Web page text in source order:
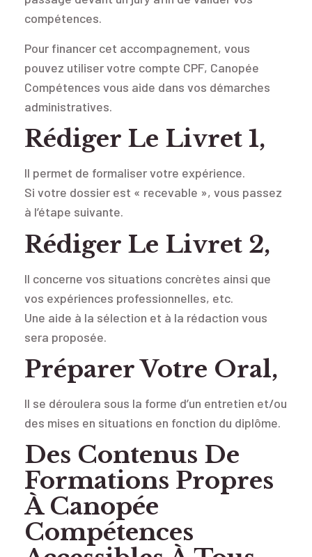
compétences.
Pour financer cet accompagnement, vous
pouvez utiliser votre compte CPF, Canopée
Compétences vous aide dans vos démarches
administratives.
Rédiger Le Livret 1,
Il permet de formaliser votre expérience.
Si votre dossier est « recevable », vous passez
à l’étape suivante.
Rédiger Le Livret 2,
Il concerne vos situations concrètes ainsi que
vos expériences professionnelles, etc.
Une aide à la sélection et à la rédaction vous
sera proposée.
Préparer Votre Oral,
Il se déroulera sous la forme d’un entretien et/ou
des mises en situations en fonction du diplôme.
Des Contenus De
Formations Propres
À Canopée
Compétences